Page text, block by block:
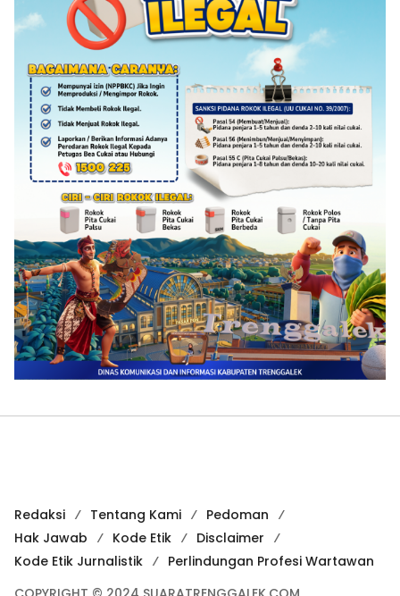
Redaksi Tentang Kami
Pedoman
Hak Jawab
Kode Etik
Disclaimer
Kode Etik Jurnalistik
Perlindungan Profesi Wartawan